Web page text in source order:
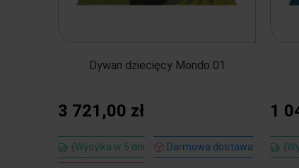
Dywan dziecięcy Mondo 01
3 721,00 zł
{Wysyłka w 5 dni Darmowa dostawa
1